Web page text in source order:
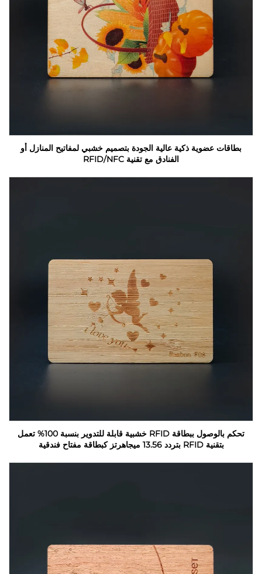
بطاقات عضوية ذكية عالية الجودة بتصميم خشبي لمفاتيح المنازل أو
الفنادق مع تقنية RFID/NFC
تحكم بالوصول ببطاقة RFID خشبية قابلة للتدوير بنسبة 100% تعمل
بتقنية RFID بتردد 13.56 ميجاهرتز كبطاقة مفتاح فندقية